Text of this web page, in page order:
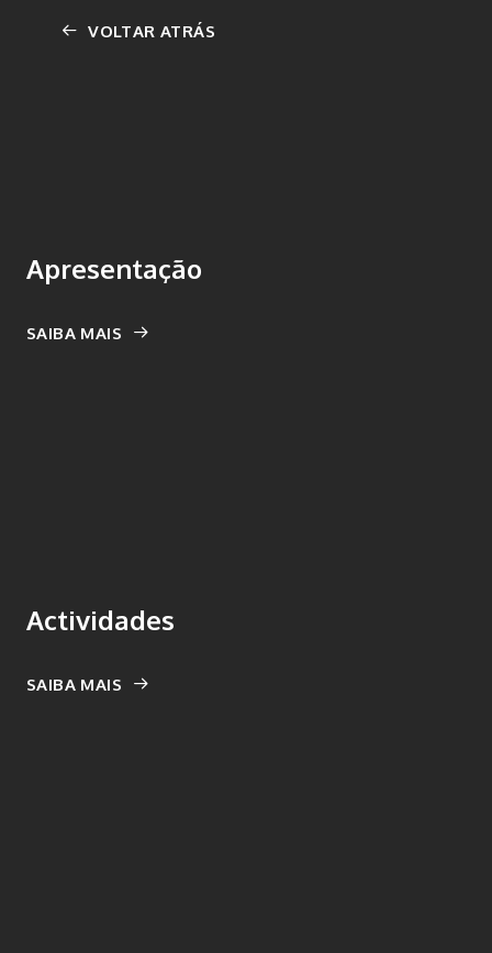
VOLTAR ATRÁS
Apresentação
SAIBA MAIS
Actividades
SAIBA MAIS